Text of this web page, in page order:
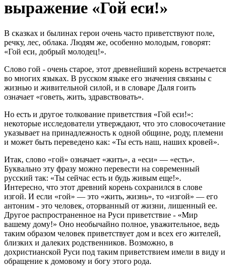
выражение «Гой еси!»
В сказках и былинах герои очень часто приветствуют поле,
речку, лес, облака. Людям же, особенно молодым, говорят:
«Гой еси, добрый молодец!».
Слово гой - очень старое, этот древнейший корень встречается
во многих языках. В русском языке его значения связаны с
жизнью и живительной силой, и в словаре Даля гоить
означает «говеть, жить, здравствовать».
Но есть и другое толкование приветствия «Гой еси!»:
некоторые исследователи утверждают, что это словосочетание
указывает на принадлежность к одной общине, роду, племени
и может быть переведено как: «Ты есть наш, наших кровей».
Итак, слово «гой» означает «жить», а «еси» — «есть».
Буквально эту фразу можно перевести на современный
русский так: «Ты сейчас есть и будь живым еще!».
Интересно, что этот древний корень сохранился в слове
изгой. И если «гой» — это «жить, жизнь», то «изгой» — его
антоним - это человек, оторванный от жизни, лишенный ее.
Другое распространенное на Руси приветствие - «Мир
вашему дому!» Оно необычайно полное, уважительное, ведь
таким образом человек приветствует дом и всех его жителей,
близких и далеких родственников. Возможно, в
дохристианской Руси под таким приветствием имели в виду и
обращение к домовому и богу этого рода.